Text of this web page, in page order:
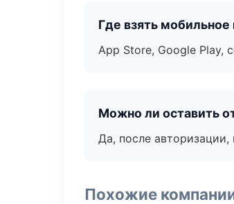
Где взять
App Store, Google Play,
Можно ли оставить
Да, после
Похожие